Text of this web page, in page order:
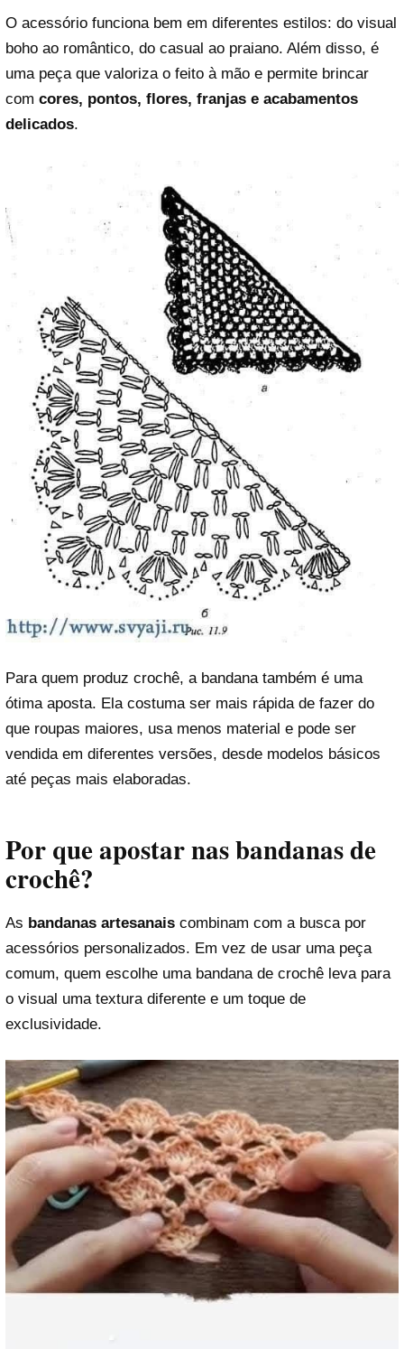
O acessório funciona bem em diferentes estilos: do visual
boho ao romântico, do casual ao praiano. Além disso, é
uma peça que valoriza o feito à mão e permite brincar
com cores, pontos, flores, franjas e acabamentos
delicados.
Para quem produz crochê, a bandana também é uma
ótima aposta. Ela costuma ser mais rápida de fazer do
que roupas maiores, usa menos material e pode ser
vendida em diferentes versões, desde modelos básicos
até peças mais elaboradas.
Por que apostar nas bandanas de
crochê?
As bandanas artesanais combinam com a busca por
acessórios personalizados. Em vez de usar uma peça
comum, quem escolhe uma bandana de crochê leva para
o visual uma textura diferente e um toque de
exclusividade.